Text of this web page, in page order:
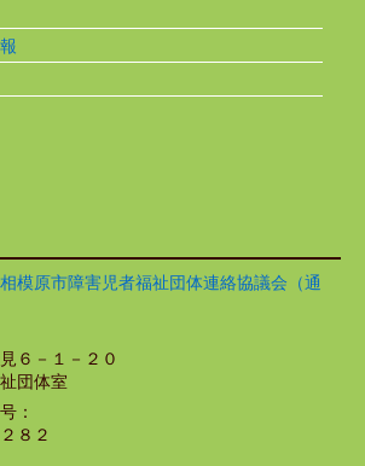
模原市障害児者福祉団体連絡協議会（通
６－１－２０
団体室
：
８２